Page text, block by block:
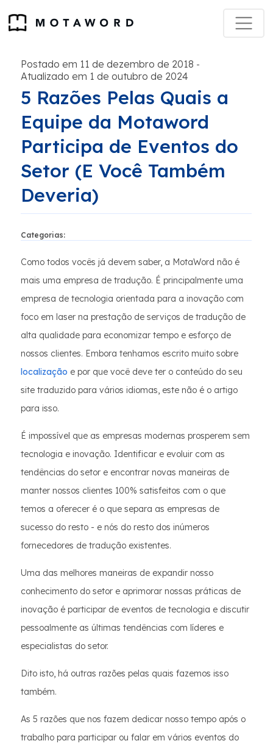
Postado em 11 de dezembro de 2018 -
Atualizado em 1 de outubro de 2024
5 Razões Pelas Quais a
Equipe da Motaword
Participa de Eventos do
Setor (E Você Também
Deveria)
Categorias:
Como todos vocês já devem saber, a MotaWord não é
mais uma empresa de tradução. É principalmente uma
empresa de tecnologia orientada para a inovação com
foco em laser na prestação de serviços de tradução de
alta qualidade para economizar tempo e esforço de
nossos clientes. Embora tenhamos escrito muito sobre
localização e por que você deve ter o conteúdo do seu
site traduzido para vários idiomas, este não é o artigo
para isso.
É impossível que as empresas modernas prosperem sem
tecnologia e inovação. Identificar e evoluir com as
tendências do setor e encontrar novas maneiras de
manter nossos clientes 100% satisfeitos com o que
temos a oferecer é o que separa as empresas de
sucesso do resto - e nós do resto dos inúmeros
fornecedores de tradução existentes.
Uma das melhores maneiras de expandir nosso
conhecimento do setor e aprimorar nossas práticas de
inovação é participar de eventos de tecnologia e discutir
pessoalmente as últimas tendências com líderes e
especialistas do setor.
Dito isto, há outras razões pelas quais fazemos isso
também.
As 5 razões que nos fazem dedicar nosso tempo após o
trabalho para participar ou falar em vários eventos do